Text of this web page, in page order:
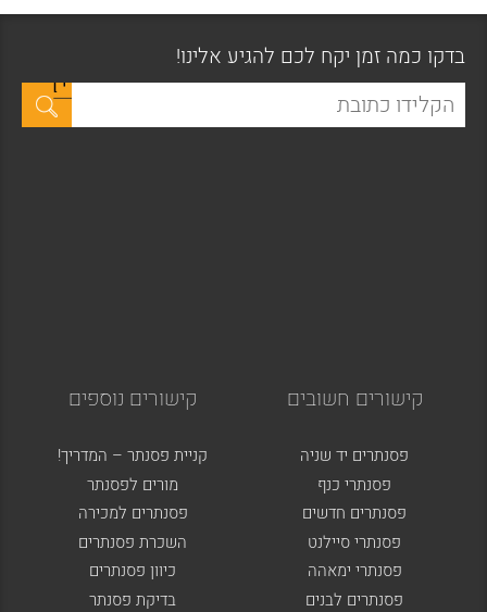
בדקו כמה זמן יקח לכם להגיע אלינו!
קישורים חשובים
פסנתרים יד שניה
פסנתרי כנף
פסנתרים חדשים
פסנתרי סיילנט
פסנתרי ימאהה
פסנתרים לבנים
קישורים נוספים
קניית פסנתר – המדריך!
מורים לפסנתר
פסנתרים למכירה
השכרת פסנתרים
כיוון פסנתרים
בדיקת פסנתר